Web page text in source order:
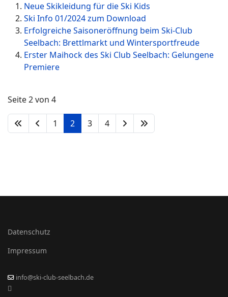
Neue Skikleidung für die Ski Kids
Ski Info 01/2024 zum Download
Erfolgreiche Saisoneröffnung beim Ski-Club
Seelbach: Brettlmarkt und Wintersportfreude
Erster Maihock des Ski Club Seelbach: Gelungene
Premiere
Seite 2 von 4
1 2 3 4
Datenschutz
Impressum
info@ski-club-seelbach.de